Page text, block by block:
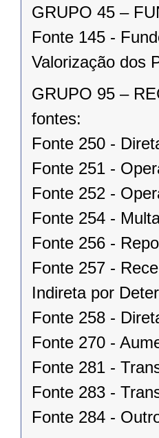
GRUPO 45 –
Fonte 145 -
Valorização dos
GRUPO 95 –
fontes:
Fonte 250 -
Fonte 251 -
Fonte 252 -
Fonte 254 -
Fonte 256 -
Fonte 257 -
Indireta por
Fonte 258 -
Fonte 270 -
Fonte 281 -
Fonte 283 -
Fonte 284 -